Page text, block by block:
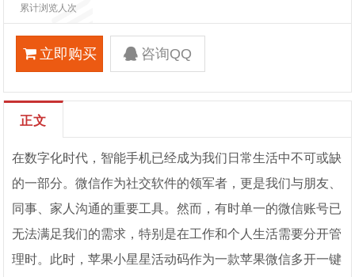
累计浏览人次
立即购买 咨询QQ
正文
在数字化时代，智能手机已经成为我们日常生活中不可或缺
的一部分。微信作为社交软件的领军者，更是我们与朋友、
同事、家人沟通的重要工具。然而，有时单一的微信账号已
无法满足我们的需求，特别是在工作和个人生活需要分开管
理时。此时，苹果小星星活动码作为一款苹果微信多开一键